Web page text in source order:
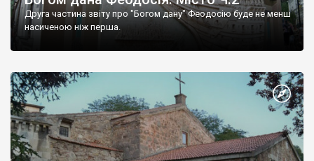
Друга частина звіту про "Богом дану" Феодосію буде не менш
насиченою ніж перша.